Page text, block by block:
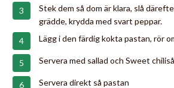
Stek dem så dom är klara, slå
grädde, krydda med svart peppar.
Lägg i den färdig kokta pastan, rör
Servera med sallad och Sweet
Servera direkt så pastan